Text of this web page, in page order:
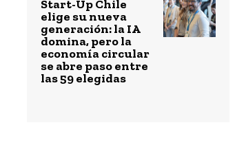
Start-Up Chile
elige su nueva
generación: la IA
domina, pero la
economía circular
se abre paso entre
las 59 elegidas